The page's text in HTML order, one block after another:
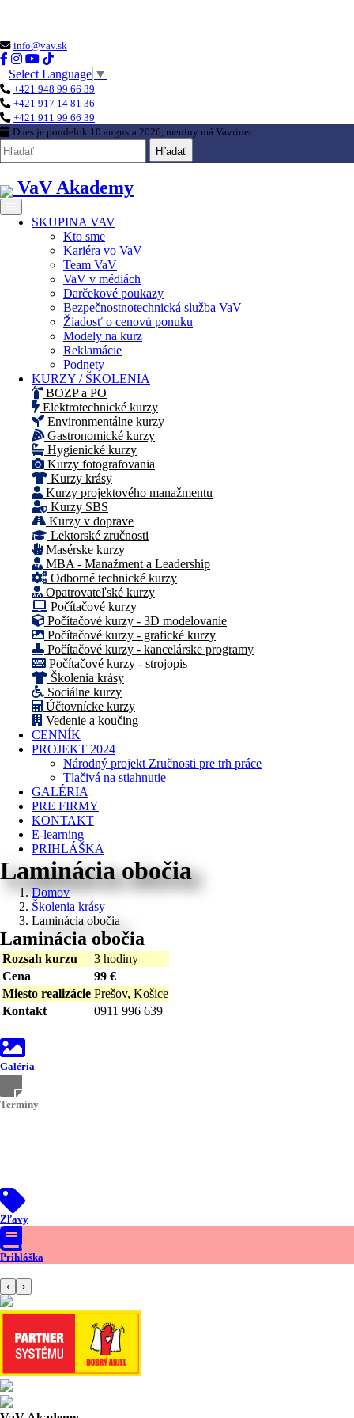
info@vav.sk
Select Language ▼
+421 948 99 66 39
+421 917 14 81 36
+421 911 99 66 39
Dnes je pondelok 10.augusta 2026, meniny má Vavrinec
Hľadať
VaV Akademy
SKUPINA VAV
Kto sme
Kariéra vo VaV
Team VaV
VaV v médiách
Darčekové poukazy
Bezpečnostnotechnická služba VaV
Žiadosť o cenovú ponuku
Modely na kurz
Reklamácie
Podnety
KURZY / ŠKOLENIA
BOZP a PO
Elektrotechnické kurzy
Environmentálne kurzy
Gastronomické kurzy
Hygienické kurzy
Kurzy fotografovania
Kurzy krásy
Kurzy projektového manažmentu
Kurzy SBS
Kurzy v doprave
Lektorské zručnosti
Masérske kurzy
MBA - Manažment a Leadership
Odborné technické kurzy
Opatrovateľské kurzy
Počítačové kurzy
Počítačové kurzy - 3D modelovanie
Počítačové kurzy - grafické kurzy
Počítačové kurzy - kancelárske programy
Počítačové kurzy - strojopis
Školenia krásy
Sociálne kurzy
Účtovnícke kurzy
Vedenie a koučing
CENNÍK
PROJEKT 2024
Národný projekt Zručnosti pre trh práce
Tlačivá na stiahnutie
GALÉRIA
PRE FIRMY
KONTAKT
E-learning
PRIHLÁŠKA
Laminácia obočia
Domov
Školenia krásy
Laminácia obočia
Laminácia obočia
Rozsah kurzu
3 hodiny
Cena
99 €
Miesto realizácie Prešov, Košice
Kontakt
0911 996 639
Galéria
Termíny
Zľavy
Prihláška
‹ ›